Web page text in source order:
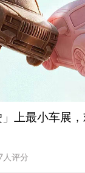
上最小车展，
人评分